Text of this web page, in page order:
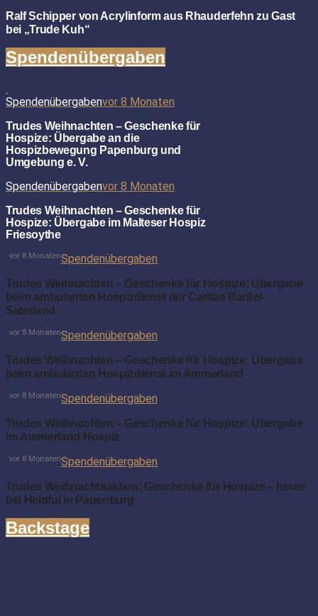
Ralf Schipper von Acrylinform aus Rhauderfehn zu Gast
bei „Trude Kuh“
Spendenübergaben
Spendenübergabenvor 8 Monaten
Trudes Weihnachten – Geschenke für
Hospize: Übergabe an die
Hospizbewegung Papenburg und
Umgebung e. V.
Spendenübergabenvor 8 Monaten
Trudes Weihnachten – Geschenke für
Hospize: Übergabe im Malteser Hospiz
Friesoythe
Spendenübergaben
vor 8 Monaten
Trudes Weihnachten – Geschenke für Hospize: Übergabe
beim ambulanten Hospizdienst der Caritas Barßel-
Saterland
Spendenübergaben
vor 8 Monaten
Trudes Weihnachten – Geschenke für Hospize: Übergabe
beim ambulanten Hospizdienst im Ammerland
Spendenübergaben
vor 8 Monaten
Trudes Weihnachten – Geschenke für Hospize: Übergabe
im Ammerland Hospiz
Spendenübergaben
vor 8 Monaten
Trudes Weihnachtsaktion: Geschenke für Hospize – heute
bei Helpful in Papenburg
Backstage